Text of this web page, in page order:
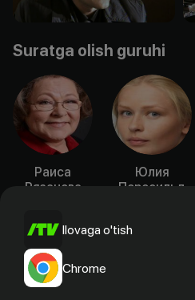
Suratga olish guruhi
Раиса
Рязанова
Юлия
Пересильд
Ilovaga o'tish
Chrome